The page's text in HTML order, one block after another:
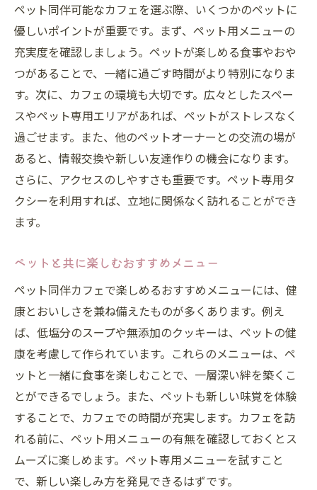
都会のオアシス！ペット同伴OKの隠れ家カフェ
が人気
人気の秘密！都会の隠れ家カフェの魅力
ペット同伴OKなカフェの探し方
都会の喧騒を忘れられるカフェの特徴
ペットと楽しむ都会のオアシスの見つけ方
ペットオーナーが愛する都会の隠れ家カフ
ェ
ペット同伴で訪れるべきカフェの選定基準
都内のペット同伴カフェの最新トレンド
人気カフェのペット用メニューをチェック
ペット同伴で行く都内カフェのおすすめエ
リア
ペットとゆったり過ごせる都内のカフェス
ポット
ペット同伴カフェでの素晴らしい体験談
都内で特に人気のペット同伴カフェ
ペット同伴で行けるカフェでのリラックス体験
をシェアしよう
ペット同伴可能なカフェを選ぶ際、いくつかのペットに
優しいポイントが重要です。まず、ペット用メニューの
充実度を確認しましょう。ペットが楽しめる食事やおや
つがあることで、一緒に過ごす時間がより特別になりま
す。次に、カフェの環境も大切です。広々としたスペー
スやペット専用エリアがあれば、ペットがストレスなく
過ごせます。また、他のペットオーナーとの交流の場が
あると、情報交換や新しい友達作りの機会になります。
さらに、アクセスのしやすさも重要です。ペット専用タ
クシーを利用すれば、立地に関係なく訪れることができ
ます。
ペットと共に楽しむおすすめメニュー
ペット同伴カフェで楽しめるおすすめメニューには、健
康とおいしさを兼ね備えたものが多くあります。例え
ば、低塩分のスープや無添加のクッキーは、ペットの健
康を考慮して作られています。これらのメニューは、ペ
ットと一緒に食事を楽しむことで、一層深い絆を築くこ
とができるでしょう。また、ペットも新しい味覚を体験
することで、カフェでの時間が充実します。カフェを訪
れる前に、ペット用メニューの有無を確認しておくとス
ムーズに楽しめます。ペット専用メニューを試すこと
で、新しい楽しみ方を発見できるはずです。